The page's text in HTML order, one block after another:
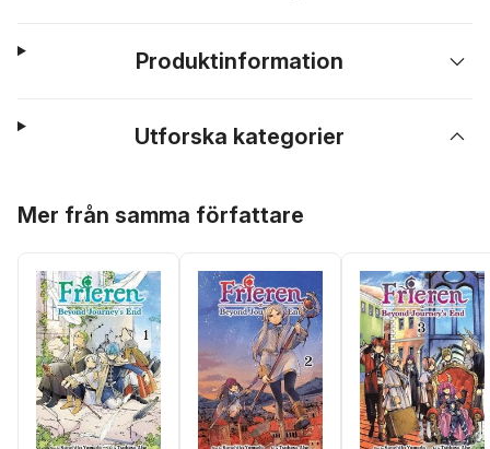
Produktinformation
Utforska kategorier
Mer från samma författare